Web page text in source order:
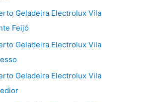
Geladeira Electrolux Vila
Feijó
Geladeira Electrolux Vila
Geladeira Electrolux Vila